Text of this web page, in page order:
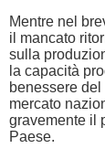
Mentre nel
il mancato
sulla
la capacità
benessere
mercato
gravemente il
Paese.